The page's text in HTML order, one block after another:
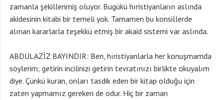
zamanla şekillenmiş oluyor. Bugükü hıristiyanların aslında
akidesinin kitabi bir temeli yok. Tamamen bu konsillerde
alınan kararlarla teşekkü etmiş bir akaid sistemi var aslında.
ABDULAZİZ BAYINDIR: Ben, hıristiyanlarla her konuşmamda
söylerim; getirin incilinizi getirin tevratınızı birlikte okuyalım
diye. Çünkü kuran, onları tasdik eden bir kitap olduğu için
zaten yapmamız gereken de odur. Hiç bir zaman